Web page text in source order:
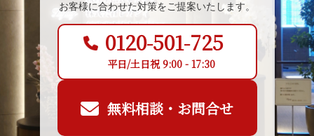
お客様に合わせた対策をご提案いたします。
0120-501-725
平日/土日祝 9:00 - 17:30
無料相談・お問合せ